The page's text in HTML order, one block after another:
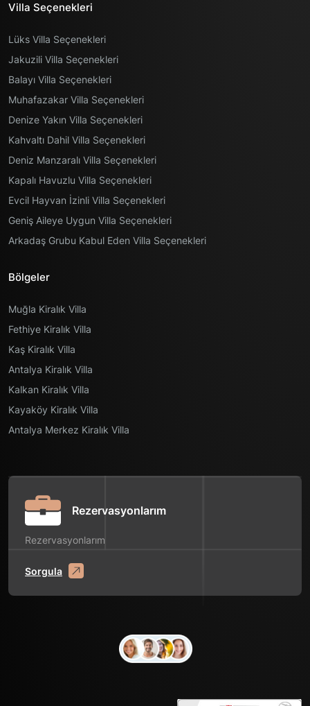
Villa Seçenekleri
Lüks Villa Seçenekleri
Jakuzili Villa Seçenekleri
Balayı Villa Seçenekleri
Muhafazakar Villa Seçenekleri
Denize Yakın Villa Seçenekleri
Kahvaltı Dahil Villa Seçenekleri
Deniz Manzaralı Villa Seçenekleri
Kapalı Havuzlu Villa Seçenekleri
Evcil Hayvan İzinli Villa Seçenekleri
Geniş Aileye Uygun Villa Seçenekleri
Arkadaş Grubu Kabul Eden Villa Seçenekleri
Bölgeler
Muğla Kiralık Villa
Fethiye Kiralık Villa
Kaş Kiralık Villa
Antalya Kiralık Villa
Kalkan Kiralık Villa
Kayaköy Kiralık Villa
Antalya Merkez Kiralık Villa
Rezervasyonlarım
Rezervasyonlarım
Sorgula